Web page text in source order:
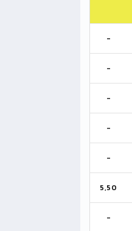
-
-
-
-
-
5,50
-